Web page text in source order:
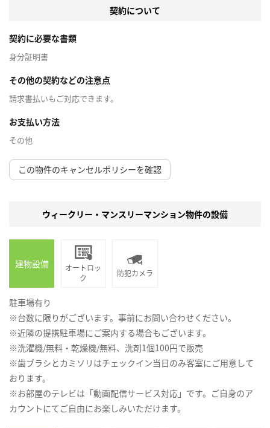
契約について
契約に必要な書類
身分証明書
その他の契約などの注意点
請求書払いもご対応できます。
お支払い方法
その他
この物件のキャンセルポリシーを確認
ウィークリー・マンスリーマンション物件の設備
建物設備
オートロッ
ク
防犯カメラ
駐車場有り
※台数に限りがございます。事前にお問い合わせください。
※近隣の提携駐車場にご案内する場合もございます。
※洗濯機/無料・乾燥機/無料、洗剤1個100円で販売
※歯ブラシとカミソリはチェックイン当日のみ客室にご用意して
おります。
※お部屋のテレビは「動画配信サービス対応」です。ご自身のア
カウントにてご自由にお楽しみいただけます。